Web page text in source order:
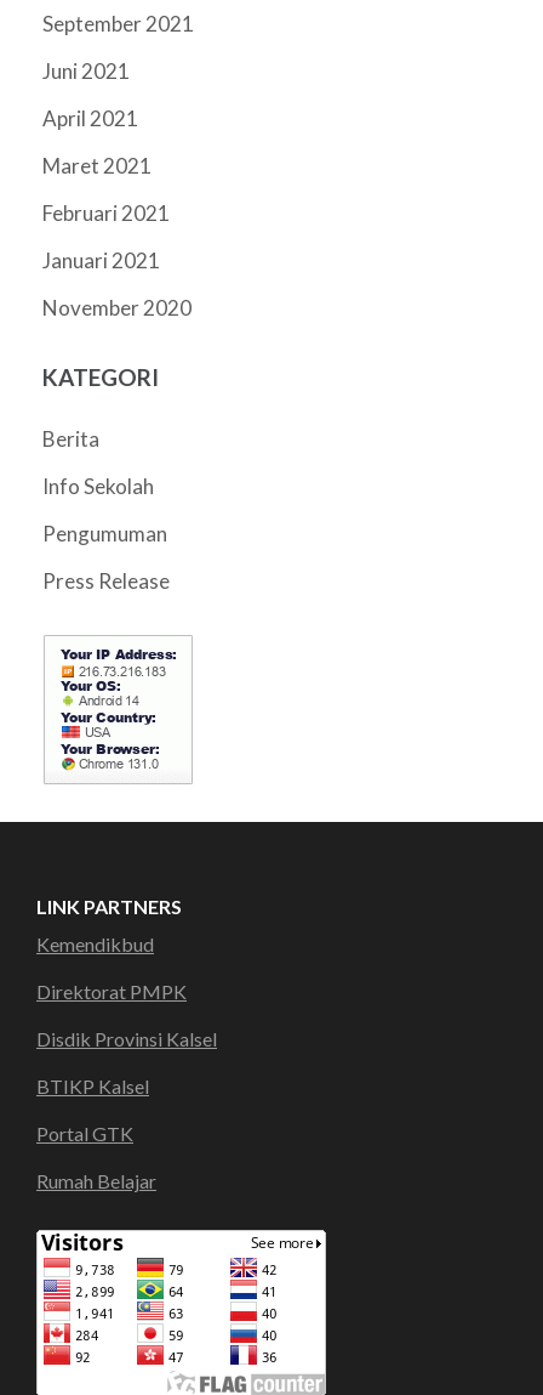
September 2021
Juni 2021
April 2021
Maret 2021
Februari 2021
Januari 2021
November 2020
KATEGORI
Berita
Info Sekolah
Pengumuman
Press Release
LINK PARTNERS
Kemendikbud
Direktorat PMPK
Disdik Provinsi Kalsel
BTIKP Kalsel
Portal GTK
Rumah Belajar